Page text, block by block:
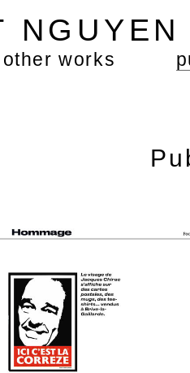
other works